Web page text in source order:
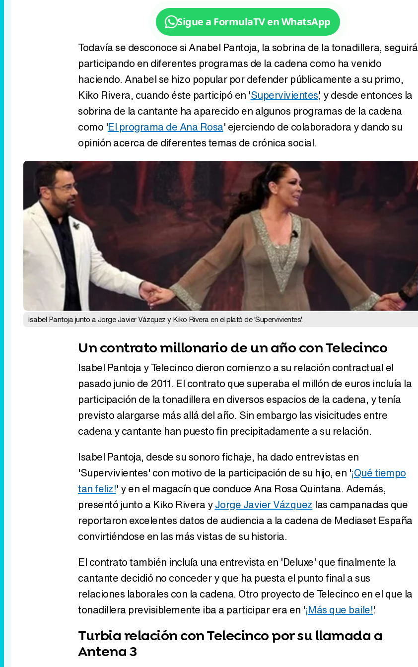
Canción ganadora de Eurovisión 2026: DARA con "Bangaranga" por Bulgaria
Sigue a FormulaTV en WhatsApp
Todavía se desconoce si Anabel Pantoja, la sobrina de la tonadillera, seguirá
participando en diferentes programas de la cadena como ha venido
haciendo. Anabel se hizo popular por defender públicamente a su primo,
Kiko Rivera, cuando éste participó en 'Supervivientes', y desde entonces la
sobrina de la cantante ha aparecido en algunos programas de la cadena
como 'El programa de Ana Rosa' ejerciendo de colaboradora y dando su
opinión acerca de diferentes temas de crónica social.
Isabel Pantoja junto a Jorge Javier Vázquez y Kiko Rivera en el plató de 'Supervivientes'.
Un contrato millonario de un año con Telecinco
Isabel Pantoja y Telecinco dieron comienzo a su relación contractual el
pasado junio de 2011. El contrato que superaba el millón de euros incluía la
participación de la tonadillera en diversos espacios de la cadena, y tenía
previsto alargarse más allá del año. Sin embargo las visicitudes entre
cadena y cantante han puesto fin precipitadamente a su relación.
Isabel Pantoja, desde su sonoro fichaje, ha dado entrevistas en
'Supervivientes' con motivo de la participación de su hijo, en '¡Qué tiempo
tan feliz!' y en el magacín que conduce Ana Rosa Quintana. Además,
presentó junto a Kiko Rivera yJorge Javier Vázquez las campanadas que
reportaron excelentes datos de audiencia a la cadena de Mediaset España
convirtiéndose en las más vistas de su historia.
El contrato también incluía una entrevista en 'Deluxe' que finalmente la
cantante decidió no conceder y que ha puesta el punto final a sus
relaciones laborales con la cadena. Otro proyecto de Telecinco en el que la
tonadillera previsiblemente iba a participar era en '¡Más que baile!'.
Turbia relación con Telecinco por su llamada a
Antena 3